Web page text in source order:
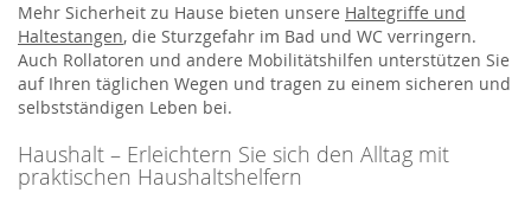
Mehr Sicherheit zu Hause bieten unsere Haltegriffe und
Haltestangen, die Sturzgefahr im Bad und WC verringern.
Auch Rollatoren und andere Mobilitätshilfen unterstützen Sie
auf Ihren täglichen Wegen und tragen zu einem sicheren und
selbstständigen Leben bei.
Haushalt – Erleichtern Sie sich den Alltag mit
praktischen Haushaltshelfern